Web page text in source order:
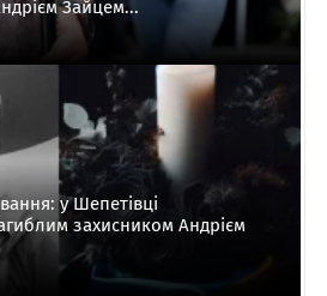
Зайцем...
у Шепетівці
захисником Андрієм